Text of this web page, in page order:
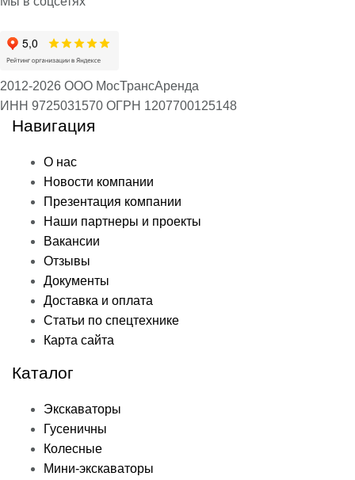
2012-2026 ООО МосТрансАренда
ИНН 9725031570 ОГРН 1207700125148
Навигация
О нас
Новости компании
Презентация компании
Наши партнеры и проекты
Вакансии
Отзывы
Документы
Доставка и оплата
Статьи по спецтехнике
Карта сайта
Каталог
Экскаваторы
Гусеничны
Колесные
Мини-экскаваторы